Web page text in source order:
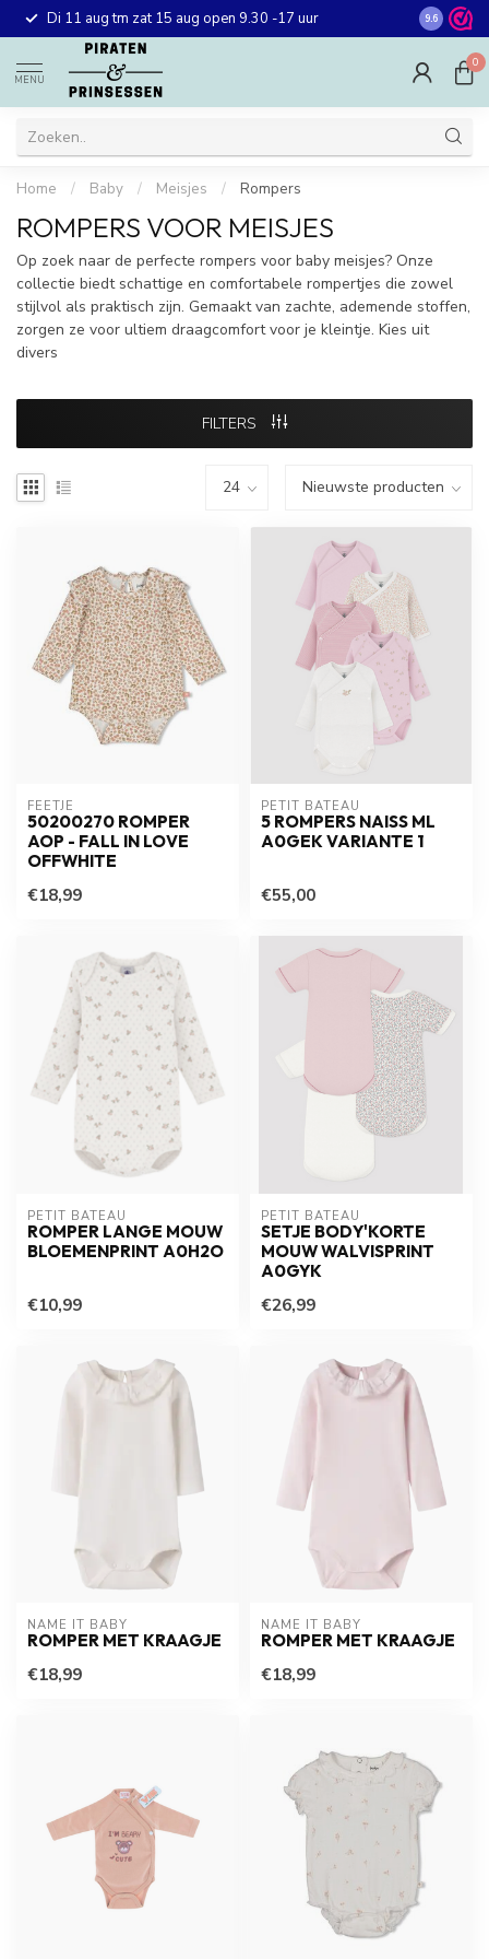
Di 11 aug tm zat 15 aug open 9.30 -17 uur Gratis
winkel in
9.6
MENU
0
Home / Baby / Meisjes / Rompers
ROMPERS VOOR MEISJES
Op zoek naar de perfecte rompers voor baby meisjes? Onze
collectie biedt schattige en comfortabele rompertjes die zowel
stijlvol als praktisch zijn. Gemaakt van zachte, ademende stoffen,
zorgen ze voor ultiem draagcomfort voor je kleintje. Kies uit
divers
FILTERS
FEETJE
50200270 ROMPER
AOP - FALL IN LOVE
OFFWHITE
€18,99
PETIT BATEAU
5 ROMPERS NAISS ML
A0GEK VARIANTE 1
€55,00
PETIT BATEAU
ROMPER LANGE MOUW
BLOEMENPRINT A0H2O
€10,99
PETIT BATEAU
SETJE BODY'KORTE
MOUW WALVISPRINT
A0GYK
€26,99
NAME IT BABY
ROMPER MET KRAAGJE
€18,99
NAME IT BABY
ROMPER MET KRAAGJE
€18,99